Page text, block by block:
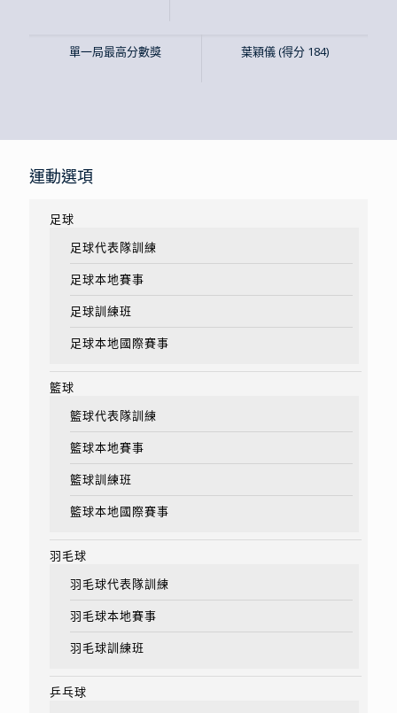
單一局最高分數獎 葉穎儀 (得分 184)
運動選項
足球
足球代表隊訓練
足球本地賽事
足球訓練班
足球本地國際賽事
籃球
籃球代表隊訓練
籃球本地賽事
籃球訓練班
籃球本地國際賽事
羽毛球
羽毛球代表隊訓練
羽毛球本地賽事
羽毛球訓練班
乒乓球